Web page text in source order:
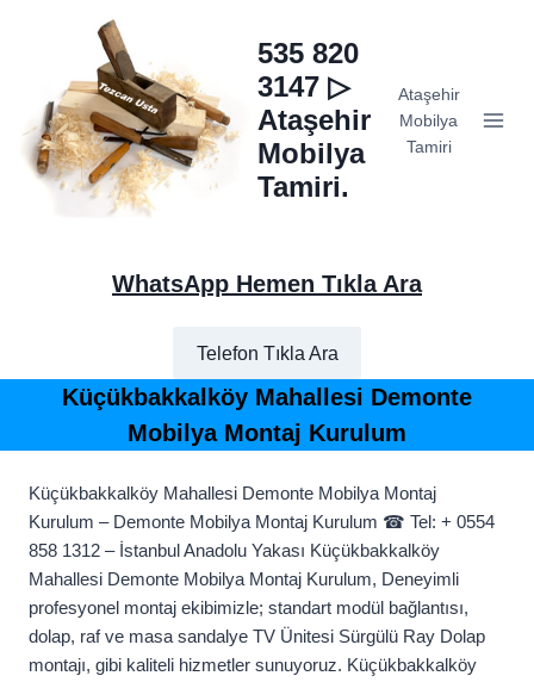
535 820
3147 ▷
Ataşehir
Mobilya
Tamiri.
Ataşehir
Mobilya
Tamiri
WhatsApp Hemen Tıkla Ara
Telefon Tıkla Ara
Küçükbakkalköy Mahallesi Demonte
Mobilya Montaj Kurulum
Küçükbakkalköy Mahallesi Demonte Mobilya Montaj
Kurulum – Demonte Mobilya Montaj Kurulum ☎ Tel: + 0554
858 1312 – İstanbul Anadolu Yakası Küçükbakkalköy
Mahallesi Demonte Mobilya Montaj Kurulum, Deneyimli
profesyonel montaj ekibimizle; standart modül bağlantısı,
dolap, raf ve masa sandalye TV Ünitesi Sürgülü Ray Dolap
montajı, gibi kaliteli hizmetler sunuyoruz. Küçükbakkalköy